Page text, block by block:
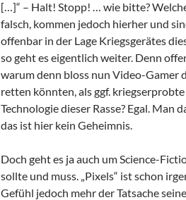
[…]“ – Halt! Stopp! … wie bitte?
falsch, kommen jedoch hierher und
offenbar in der Lage Kriegsgerätes
so geht es eigentlich weiter. Denn
warum denn bloss nun Video-Gamer
retten könnten, als ggf.
Technologie dieser Rasse? Egal. Man
das ist hier kein Geheimnis.
Doch geht es ja auch um Science-
sollte und muss. „Pixels“ ist schon
Gefühl jedoch mehr der Tatsache